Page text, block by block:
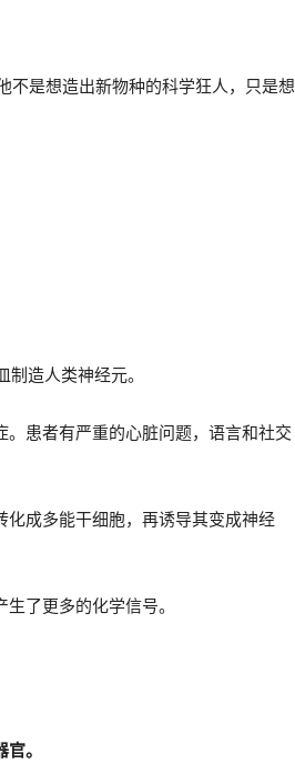
不是想造出新物种的科学狂人，只是想
造人类神经元。
患者有严重的心脏问题，语言和社交
成多能干细胞，再诱导其变成神经
了更多的化学信号。
。